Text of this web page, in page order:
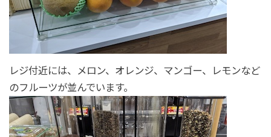
レジ付近には、メロン、オレンジ、マンゴー、レモンなど
のフルーツが並んでいます。